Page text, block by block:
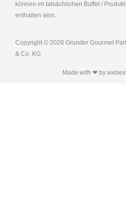
können im tatsächlichen Buffet /
enthalten sein.
Copyright © 2026 Grunder Gourmet
& Co. KG
Made with ❤ by